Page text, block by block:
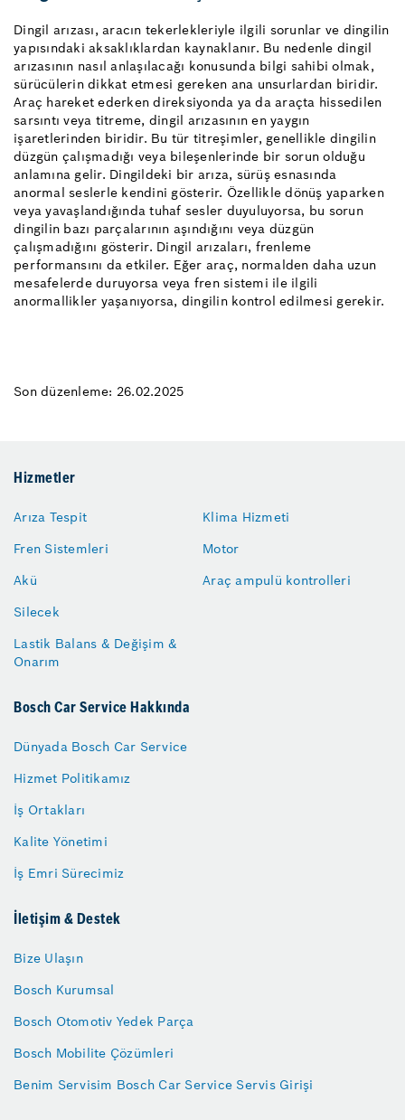
Dingil arızası, aracın tekerlekleriyle ilgili sorunlar ve dingilin
yapısındaki aksaklıklardan kaynaklanır. Bu nedenle dingil
arızasının nasıl anlaşılacağı konusunda bilgi sahibi olmak,
sürücülerin dikkat etmesi gereken ana unsurlardan biridir.
Araç hareket ederken direksiyonda ya da araçta hissedilen
sarsıntı veya titreme, dingil arızasının en yaygın
işaretlerinden biridir. Bu tür titreşimler, genellikle dingilin
düzgün çalışmadığı veya bileşenlerinde bir sorun olduğu
anlamına gelir. Dingildeki bir arıza, sürüş esnasında
anormal seslerle kendini gösterir. Özellikle dönüş yaparken
veya yavaşlandığında tuhaf sesler duyuluyorsa, bu sorun
dingilin bazı parçalarının aşındığını veya düzgün
çalışmadığını gösterir. Dingil arızaları, frenleme
performansını da etkiler. Eğer araç, normalden daha uzun
mesafelerde duruyorsa veya fren sistemi ile ilgili
anormallikler yaşanıyorsa, dingilin kontrol edilmesi gerekir.
Son düzenleme: 26.02.2025
Hizmetler
Arıza Tespit
Fren Sistemleri
Akü
Silecek
Lastik Balans & Değişim &
Onarım
Klima Hizmeti
Motor
Araç ampulü kontrolleri
Bosch Car Service Hakkında
Dünyada Bosch Car Service
Hizmet Politikamız
İş Ortakları
Kalite Yönetimi
İş Emri Sürecimiz
İletişim & Destek
Bize Ulaşın
Bosch Kurumsal
Bosch Otomotiv Yedek Parça
Bosch Mobilite Çözümleri
Benim Servisim Bosch Car Service Servis Girişi